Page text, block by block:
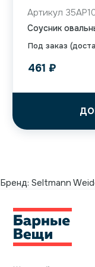
Под заказ
Артикул
Соусник
461 ₽
Бренд: Seltmann